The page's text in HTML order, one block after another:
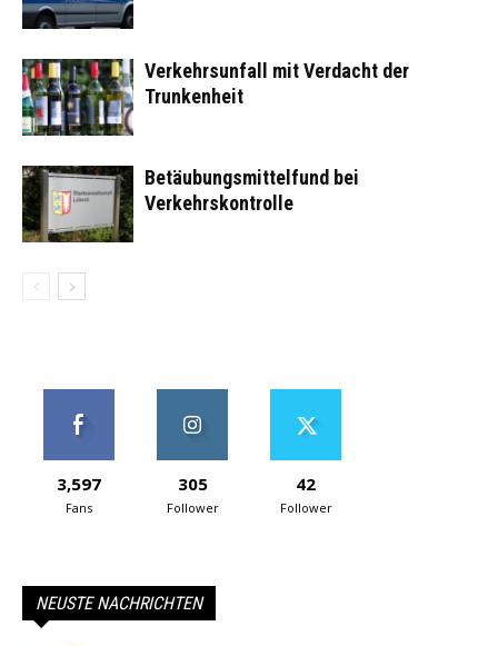
Verkehrsunfall mit Verdacht der
Trunkenheit
Betäubungsmittelfund bei
Verkehrskontrolle
3,597
Fans
305
Follower
42
Follower
NEUSTE NACHRICHTEN